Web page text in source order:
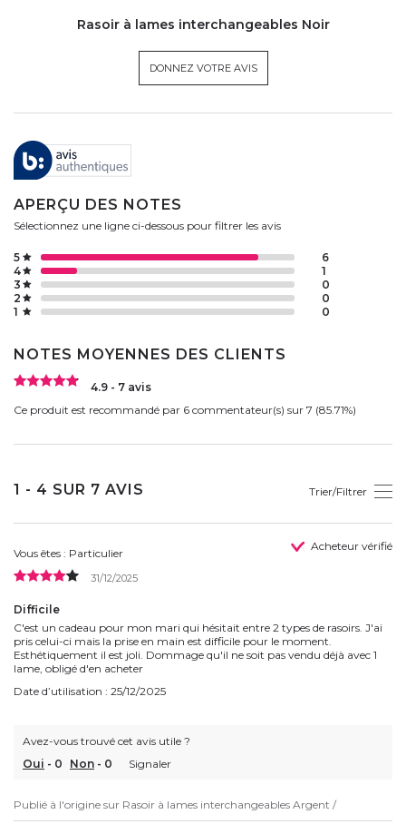
Rasoir à lames interchangeables Noir
DONNEZ VOTRE AVIS
APERÇU DES NOTES
Sélectionnez une ligne ci-dessous pour filtrer les avis
1 0
2 0
3 0
4 1
5 6
NOTES MOYENNES DES CLIENTS
4.9 - 7 avis
Ce produit est recommandé par 6 commentateur(s) sur 7 (85.71%)
1 - 4 SUR 7 AVIS Trier/Filtrer
Vous êtes : Particulier Acheteur vérifié
31/12/2025
Difficile
C'est un cadeau pour mon mari qui hésitait entre 2 types de rasoirs. J'ai
pris celui-ci mais la prise en main est difficile pour le moment.
Esthétiquement il est joli. Dommage qu'il ne soit pas vendu déjà avec 1
lame, obligé d'en acheter
Date d’utilisation : 25/12/2025
Avez-vous trouvé cet avis utile ?
Oui - 0 Non - 0 Signaler
Publié à l'origine sur Rasoir à lames interchangeables Argent /